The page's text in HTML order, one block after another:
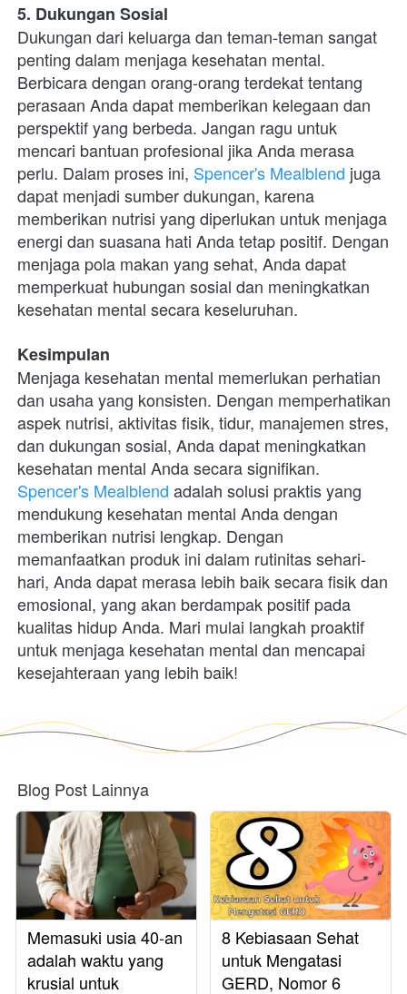
5. Dukungan Sosial
Dukungan dari keluarga dan teman-teman sangat
penting dalam menjaga kesehatan mental.
Berbicara dengan orang-orang terdekat tentang
perasaan Anda dapat memberikan kelegaan dan
perspektif yang berbeda. Jangan ragu untuk
mencari bantuan profesional jika Anda merasa
perlu. Dalam proses ini, Spencer's Mealblend juga
dapat menjadi sumber dukungan, karena
memberikan nutrisi yang diperlukan untuk menjaga
energi dan suasana hati Anda tetap positif. Dengan
menjaga pola makan yang sehat, Anda dapat
memperkuat hubungan sosial dan meningkatkan
kesehatan mental secara keseluruhan.
Kesimpulan
Menjaga kesehatan mental memerlukan perhatian
dan usaha yang konsisten. Dengan memperhatikan
aspek nutrisi, aktivitas fisik, tidur, manajemen stres,
dan dukungan sosial, Anda dapat meningkatkan
Spencer's Mealblend adalah solusi praktis yang
mendukung kesehatan mental Anda dengan
memberikan nutrisi lengkap. Dengan
memanfaatkan produk ini dalam rutinitas sehari-
hari, Anda dapat merasa lebih baik secara fisik dan
emosional, yang akan berdampak positif pada
kualitas hidup Anda. Mari mulai langkah proaktif
untuk menjaga kesehatan mental dan mencapai
kesejahteraan yang lebih baik!
Blog Post Lainnya
Memasuki usia 40-an
adalah waktu yang
krusial untuk
8 Kebiasaan Sehat
untuk Mengatasi
GERD, Nomor 6